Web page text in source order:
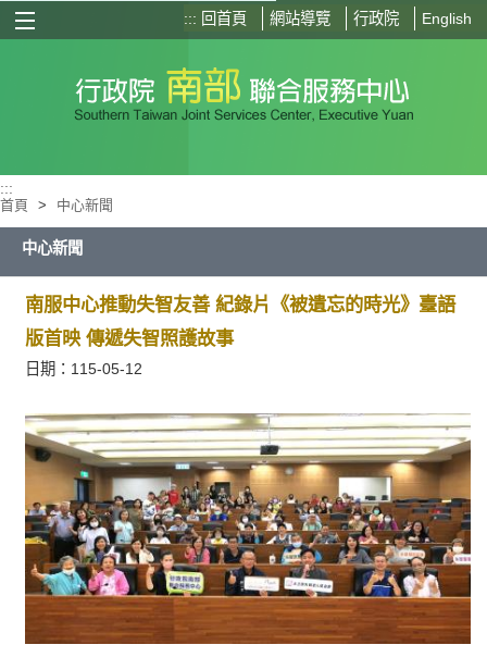
::: 回首頁 網站導覽 行政院 English
選單按鈕
:::
首頁 > 中心新聞
中心新聞
南服中心推動失智友善 紀錄片《被遺忘的時光》臺語
版首映 傳遞失智照護故事
日期：115-05-12